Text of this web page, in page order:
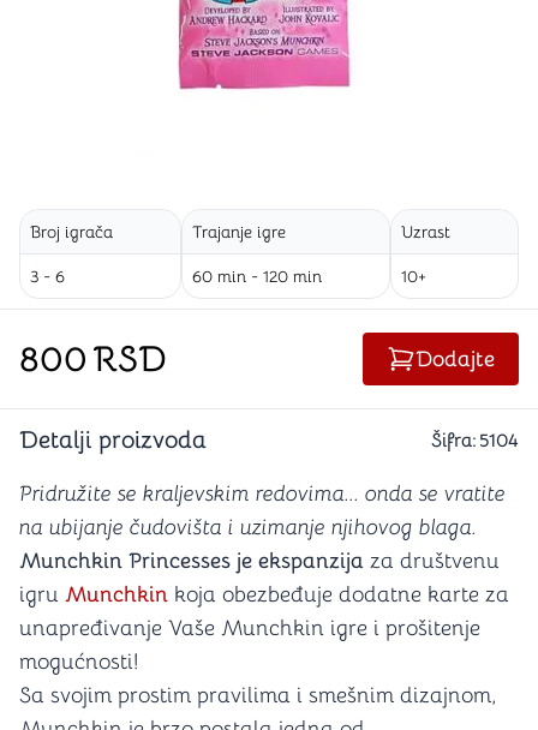
Broj igrača
3 - 6
Trajanje igre
60 min - 120 min
Uzrast
10+
800RSD Dodajte
Detalji proizvoda Šifra: 5104
Pridružite se kraljevskim redovima... onda se vratite
na ubijanje čudovišta i uzimanje njihovog blaga.
Munchkin Princesses je ekspanzija za društvenu
igru Munchkin koja obezbeđuje dodatne karte za
unapređivanje Vaše Munchkin igre i prošitenje
mogućnosti!
Sa svojim prostim pravilima i smešnim dizajnom,